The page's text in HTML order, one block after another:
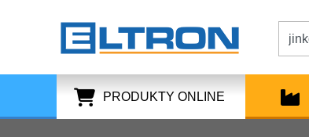
PRODUKTY ONLINE